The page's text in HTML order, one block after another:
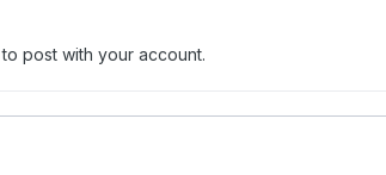
to post with your account.